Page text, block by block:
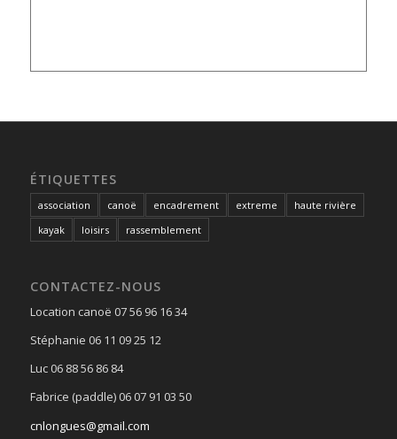
ÉTIQUETTES
association canoë encadrement extreme
haute rivière
kayak
loisirs rassemblement
CONTACTEZ-NOUS
Location canoë 07 56 96 16 34
Stéphanie 06 11 09 25 12
Luc 06 88 56 86 84
Fabrice (paddle) 06 07 91 03 50
cnlongues@gmail.com